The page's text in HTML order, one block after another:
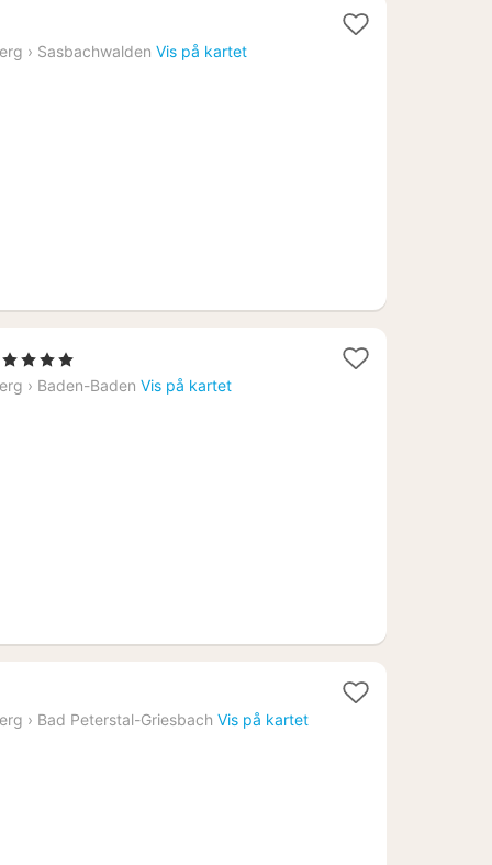
› Sasbachwalden Vis på kartet
› Baden-Baden Vis på kartet
› Bad Peterstal-Griesbach Vis på kartet